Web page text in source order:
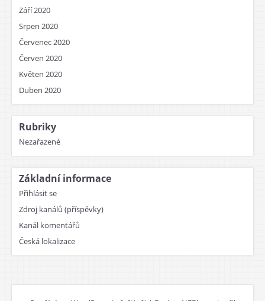
Září 2020
Srpen 2020
Červenec 2020
Červen 2020
Květen 2020
Duben 2020
Rubriky
Nezařazené
Základní informace
Přihlásit se
Zdroj kanálů (příspěvky)
Kanál komentářů
Česká lokalizace